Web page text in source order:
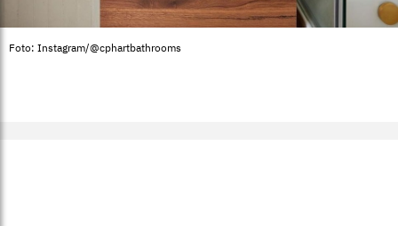
Foto: Instagram/@cphartbathrooms